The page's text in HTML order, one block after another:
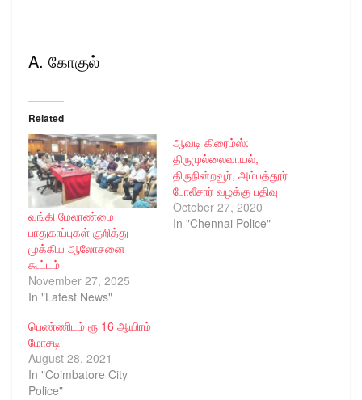
A. கோகுல்
Related
வங்கி மேலாண்மை
பாதுகாப்புகள் குறித்து
முக்கிய ஆலோசனை
கூட்டம்
November 27, 2025
In "Latest News"
ஆவடி கிரைம்ஸ்:
திருமுல்லைவாயல்,
திருநின்றவூர், அம்பத்தூர்
போலீசார் வழக்கு பதிவு
October 27, 2020
In "Chennai Police"
பெண்ணிடம் ரூ 16 ஆயிரம்
மோசடி
August 28, 2021
In "Coimbatore City
Police"